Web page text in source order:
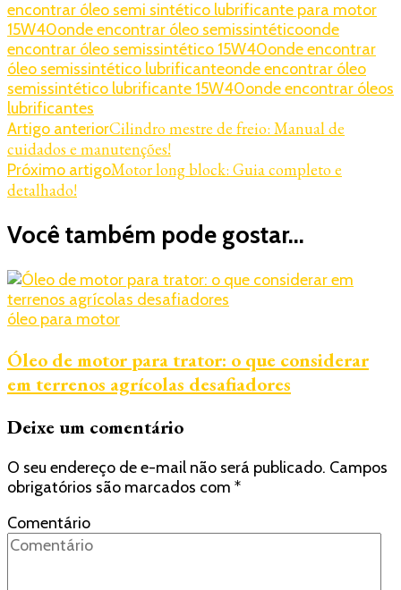
encontrar óleo semi sintético lubrificante para motor
15W40onde encontrar óleo semissintéticoonde
encontrar óleo semissintético 15W40onde encontrar
óleo semissintético lubrificanteonde encontrar óleo
semissintético lubrificante 15W40onde encontrar óleos
lubrificantes
Navegação
de
post
Artigo anteriorCilindro mestre de freio: Manual de
cuidados e manutenções!
Próximo artigoMotor long block: Guia completo e
detalhado!
Você também pode gostar...
óleo para motor
Óleo de motor para trator: o que considerar
em terrenos agrícolas desafiadores
Deixe um comentário
O seu endereço de e-mail não será publicado. Campos
obrigatórios são marcados com *
Comentário